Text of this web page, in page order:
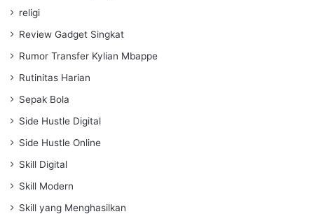
religi
Review Gadget Singkat
Rumor Transfer Kylian Mbappe
Rutinitas Harian
Sepak Bola
Side Hustle Digital
Side Hustle Online
Skill Digital
Skill Modern
Skill yang Menghasilkan